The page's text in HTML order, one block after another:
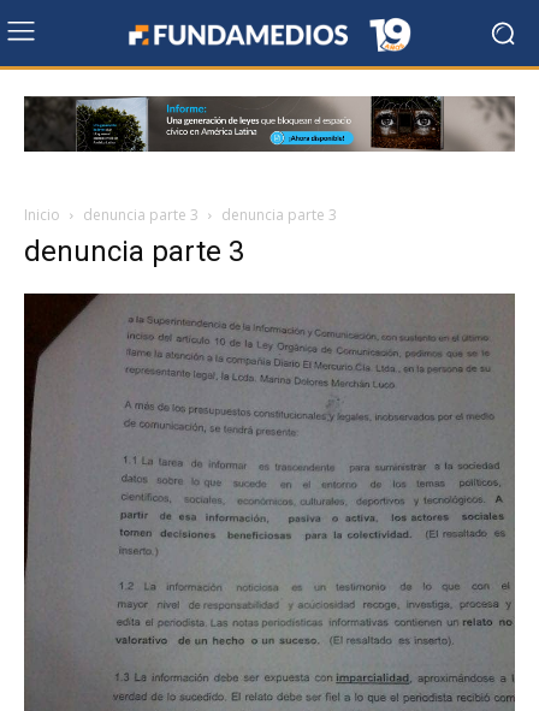
Inicio denuncia parte 3 denuncia parte 3
denuncia parte 3